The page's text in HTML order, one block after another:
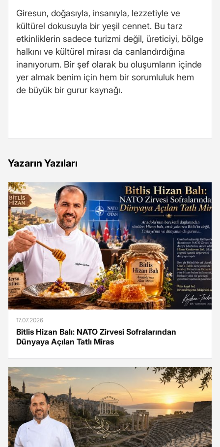
Giresun, doğasıyla, insanıyla, lezzetiyle ve
kültürel dokusuyla bir yeşil cennet. Bu tarz
etkinliklerin sadece turizmi değil, üreticiyi, bölge
halkını ve kültürel mirası da canlandırdığına
inanıyorum. Bir şef olarak bu oluşumların içinde
yer almak benim için hem bir sorumluluk hem
de büyük bir gurur kaynağı.
Yazarın Yazıları
17.07.2026
Bitlis Hizan Balı: NATO Zirvesi Sofralarından
Dünyaya Açılan Tatlı Miras